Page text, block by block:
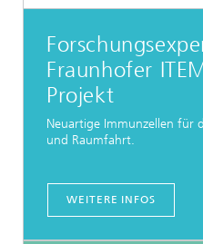
Fraunhofer
Projekt
Neuartige Immunzellen für
und Raumfahrt.
WEITERE INFOS